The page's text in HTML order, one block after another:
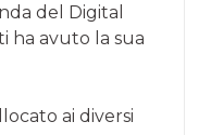
del Digital
ha avuto la sua
ai diversi